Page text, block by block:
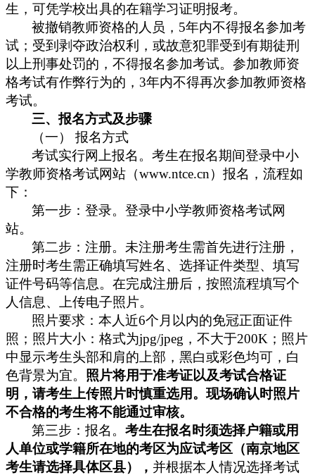
生，可凭学校出具的在籍学习证明报考。
被撤销教师资格的人员， 5年内不得报名参加考
试；受到剥夺政治权利，或故意犯罪受到有期徒刑
以上刑事处罚的，不得报名参加考试。参加教师资
格考试有作弊行为的， 3年内不得再次参加教师资格
考试。
三、报名方式及步骤
（一） 报名方式
考试实行网上报名。考生在报名期间登录中小
学教师资格考试网站（www.ntce.cn）报名，流程如
下：
第一步：登录。登录中小学教师资格考试网
站。
第二步：注册。未注册考生需首先进行注册，
注册时考生需正确填写姓名、选择证件类型、填写
证件号码等信息。在完成注册后，按照流程填写个
人信息、上传电子照片。
照片要求：本人近6个月以内的免冠正面证件
照；照片大小：格式为jpg/jpeg ，不大于200K ；照片
中显示考生头部和肩的上部，黑白或彩色均可，白
色背景为宜。 照片将用于准考证以及考试合格证
明，请考生上传照片时慎重选用。现场确认时照片
不合格的考生将不能通过审核。
第三步：报名。考生在报名时须选择户籍或用
人单位或学籍所在地的考区为应试考区 （南京地区
考生请选择具体区县）
， 并根据本人情况选择考试